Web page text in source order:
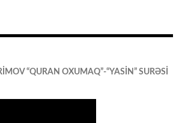
“QURAN OXUMAQ”-“YASİN” SURƏSİ